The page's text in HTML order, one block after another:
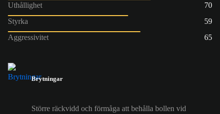
Uthållighet
70
Styrka
59
Aggressivitet
65
Brytningar
Större räckvidd och förmåga att behålla bollen vid